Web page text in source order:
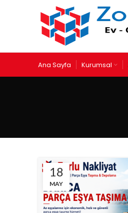
Ana Sayfa Kurumsal
18
MAY